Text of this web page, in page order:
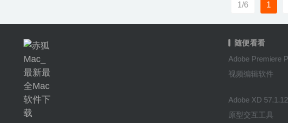
1/6 1
随便看看
Adobe Premiere
视频编辑软件
Adobe XD
原型交互工具